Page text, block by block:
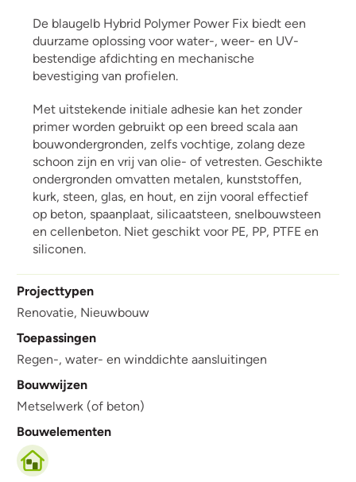
De blaugelb Hybrid Polymer Power Fix biedt een
duurzame oplossing voor water-, weer- en UV-
bestendige afdichting en mechanische
bevestiging van profielen.
Met uitstekende initiale adhesie kan het zonder
primer worden gebruikt op een breed scala aan
bouwondergronden, zelfs vochtige, zolang deze
schoon zijn en vrij van olie- of vetresten. Geschikte
ondergronden omvatten metalen, kunststoffen,
kurk, steen, glas, en hout, en zijn vooral effectief
op beton, spaanplaat, silicaatsteen, snelbouwsteen
en cellenbeton. Niet geschikt voor PE, PP, PTFE en
siliconen.
Projecttypen
Renovatie, Nieuwbouw
Toepassingen
Regen-, water- en winddichte aansluitingen
Bouwwijzen
Metselwerk (of beton)
Bouwelementen